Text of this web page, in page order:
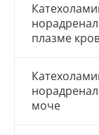
плазме
моче